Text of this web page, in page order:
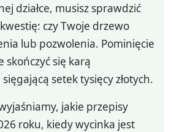
działce, musisz sprawdzić
czy Twoje drzewo
lub pozwolenia. Pominięcie
skończyć się karą
setek tysięcy złotych.
jakie przepisy
roku, kiedy wycinka jest